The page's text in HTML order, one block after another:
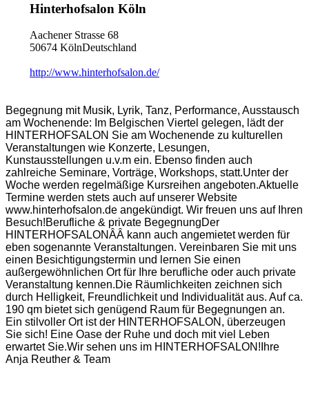
Hinterhofsalon Köln
Aachener Strasse 68
50674 KölnDeutschland
http://www.hinterhofsalon.de/
Begegnung mit Musik, Lyrik, Tanz, Performance, Ausstausch
am Wochenende: Im Belgischen Viertel gelegen, lädt der
HINTERHOFSALON Sie am Wochenende zu kulturellen
Veranstaltungen wie Konzerte, Lesungen,
Kunstausstellungen u.v.m ein. Ebenso finden auch
zahlreiche Seminare, Vorträge, Workshops, statt.Unter der
Woche werden regelmäßige Kursreihen angeboten.Aktuelle
Termine werden stets auch auf unserer Website
www.hinterhofsalon.de angekündigt. Wir freuen uns auf Ihren
Besuch!Berufliche & private BegegnungDer
HINTERHOFSALONÂÂ kann auch angemietet werden für
eben sogenannte Veranstaltungen. Vereinbaren Sie mit uns
einen Besichtigungstermin und lernen Sie einen
außergewöhnlichen Ort für Ihre berufliche oder auch private
Veranstaltung kennen.Die Räumlichkeiten zeichnen sich
durch Helligkeit, Freundlichkeit und Individualität aus. Auf ca.
190 qm bietet sich genügend Raum für Begegnungen an.
Ein stilvoller Ort ist der HINTERHOFSALON, überzeugen
Sie sich! Eine Oase der Ruhe und doch mit viel Leben
erwartet Sie.Wir sehen uns im HINTERHOFSALON!Ihre
Anja Reuther & Team